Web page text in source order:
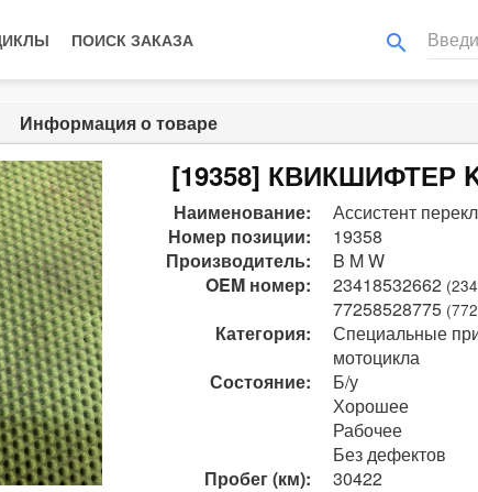
ПОИСК ЗАКАЗА search
Информация о товаре
[19358] КВИКШИФТЕР
Наименование:
Ассистент
Номер позиции:
19358
Производитель:
B M W
OEM номер:
23418532662
77258528775
Категория:
Специальные
мотоцикла
Состояние:
Б/у
Хорошее
Рабочее
Без дефектов
Пробег (км):
30422